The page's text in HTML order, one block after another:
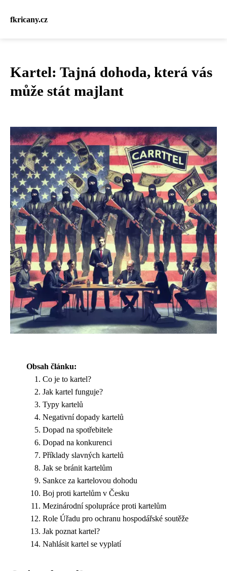
fkricany.cz
Kartel: Tajná dohoda, která vás
může stát majlant
Obsah článku:
Co je to kartel?
Jak kartel funguje?
Typy kartelů
Negativní dopady kartelů
Dopad na spotřebitele
Dopad na konkurenci
Příklady slavných kartelů
Jak se bránit kartelům
Sankce za kartelovou dohodu
Boj proti kartelům v Česku
Mezinárodní spolupráce proti kartelům
Role Úřadu pro ochranu hospodářské soutěže
Jak poznat kartel?
Nahlásit kartel se vyplatí